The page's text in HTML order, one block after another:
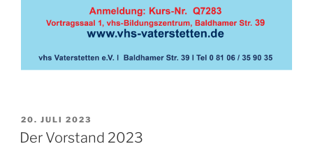
VERÖFFENTLICHT
AM
20. JULI 2023
Der Vorstand 2023